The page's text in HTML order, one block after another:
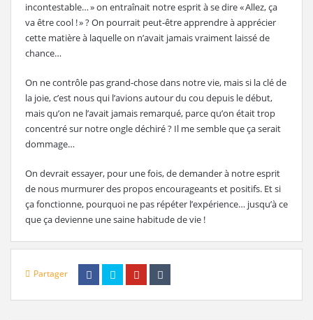
incontestable… » on entraînait notre esprit à se dire « Allez, ça
va être cool ! » ? On pourrait peut-être apprendre à apprécier
cette matière à laquelle on n’avait jamais vraiment laissé de
chance…
On ne contrôle pas grand-chose dans notre vie, mais si la clé de
la joie, c’est nous qui l’avions autour du cou depuis le début,
mais qu’on ne l’avait jamais remarqué, parce qu’on était trop
concentré sur notre ongle déchiré ? Il me semble que ça serait
dommage…
On devrait essayer, pour une fois, de demander à notre esprit
de nous murmurer des propos encourageants et positifs. Et si
ça fonctionne, pourquoi ne pas répéter l’expérience… jusqu’à ce
que ça devienne une saine habitude de vie !
Partager